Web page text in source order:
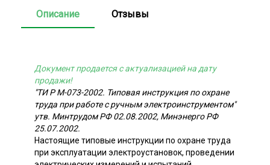
Описание Отзывы
Документ продается с актуализацией на дату
продажи!
"ТИ Р М-073-2002. Типовая инструкция по охране
труда при работе с ручным электроинструментом"
утв. Минтрудом РФ 02.08.2002, Минэнерго РФ
25.07.2002.
Настоящие типовые инструкции по охране труда
при эксплуатации электроустановок, проведении